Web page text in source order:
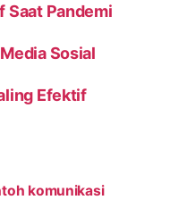
Saat Pandemi
Sosial
Efektif
komunikasi